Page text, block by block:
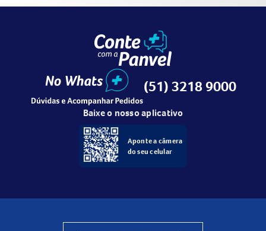
(51) 3218 9000
Baixe o nosso aplicativo
Aponte a câmera
do seu celular